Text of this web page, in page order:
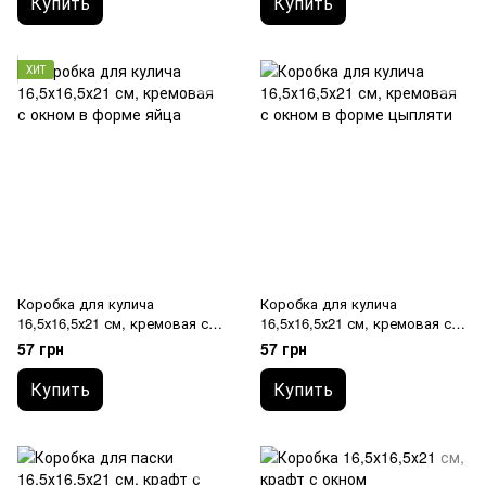
ХИТ
Коробка для кулича
16,5х16,5х21 см, кремовая с
окном в форме яйца
57 грн
Купить
Коробка для кулича
16,5х16,5х21 см, кремовая с
окном в форме цыпляти
57 грн
Купить